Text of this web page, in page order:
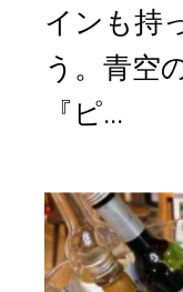
インも持
う。青空
『ピ...